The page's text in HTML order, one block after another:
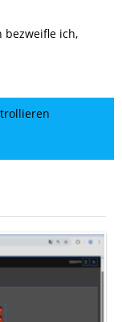
bezweifle ich,